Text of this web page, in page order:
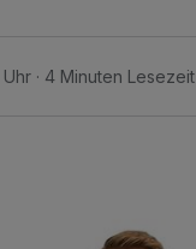
4 Minuten Lesezeit